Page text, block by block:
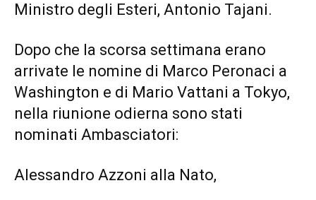
Ministro degli Esteri, Antonio Tajani.
Dopo che la scorsa settimana erano
arrivate le nomine di Marco Peronaci a
Washington e di Mario Vattani a Tokyo,
nella riunione odierna sono stati
nominati Ambasciatori:
Alessandro Azzoni alla Nato,